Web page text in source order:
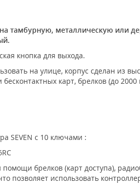
тамбурную, металлическую или
кнопка для выхода.
на улице, корпус сделан из
карт, брелков (до 2000
SEVEN с 10 ключами :
брелков (карт доступа),
позволяет использовать